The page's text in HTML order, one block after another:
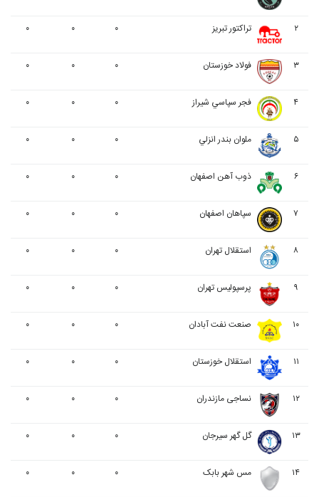
۲ تراکتور تبریز ۰ ۰ ۰
۳ فولاد خوزستان ۰ ۰ ۰
۴ فجر سپاسي شیراز ۰ ۰ ۰
۵ ملوان بندر انزلي ۰ ۰ ۰
۶ ذوب آهن اصفهان ۰ ۰ ۰
۷ سپاهان اصفهان ۰ ۰ ۰
۸ استقلال تهران ۰ ۰ ۰
۹ پرسپولیس تهران ۰ ۰ ۰
۱۰ صنعت نفت آبادان ۰ ۰ ۰
۱۱ استقلال خوزستان ۰ ۰ ۰
۱۲ نساجی مازندران ۰ ۰ ۰
۱۳ گل گهر سیرجان ۰ ۰ ۰
۱۴ مس شهر بابک ۰ ۰ ۰